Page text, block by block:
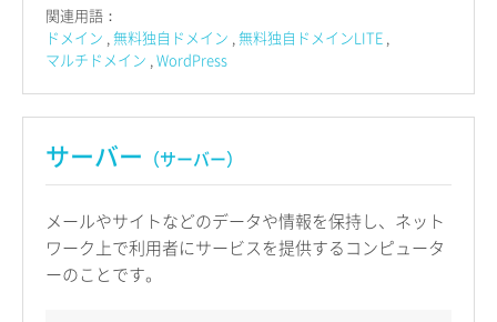
関連用語：
ドメイン 無料独自ドメイン 無料独自ドメインLITE
マルチドメイン WordPress
サーバー （サーバー）
メールやサイトなどのデータや情報を保持し、ネット
ワーク上で利用者にサービスを提供するコンピュータ
ーのことです。